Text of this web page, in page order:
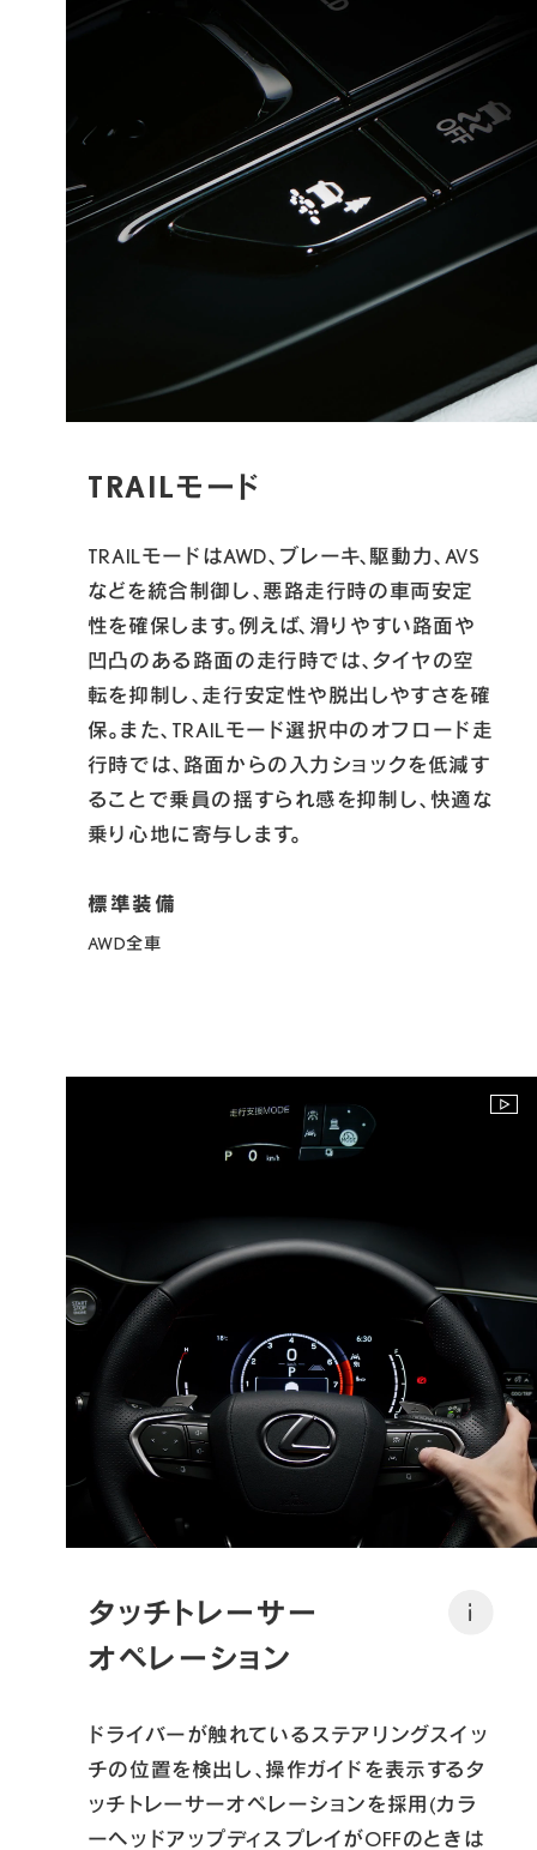
TRAILモード
TRAILモードはAWD、ブレーキ、駆動力、AVS
などを統合制御し、悪路走行時の車両安定
性を確保します。例えば、滑りやすい路面や
凹凸のある路面の走行時では、タイヤの空
転を抑制し、走行安定性や脱出しやすさを確
保。また、TRAILモード選択中のオフロード走
行時では、路面からの入力ショックを低減す
ることで乗員の揺すられ感を抑制し、快適な
乗り心地に寄与します。
AWD全車
タッチトレーサー
オペレーション
i
ドライバーが触れているステアリングスイッ
チの位置を検出し、操作ガイドを表示するタ
ッチトレーサーオペレーションを採用(カラ
ーヘッドアップディスプレイがOFFのときは